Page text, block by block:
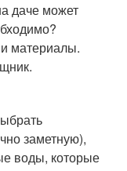
даче может
материалы.
заметную),
воды, которые